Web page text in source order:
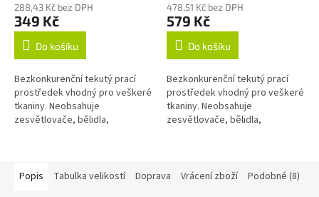
288,43 Kč bez DPH
349 Kč
Do košíku
Bezkonkurenční tekutý prací
prostředek vhodný pro veškeré
tkaniny. Neobsahuje
zesvětlovače, bělidla,
478,51 Kč bez DPH
579 Kč
Do košíku
Bezkonkurenční tekutý prací
prostředek vhodný pro veškeré
tkaniny. Neobsahuje
zesvětlovače, bělidla,
Popis
Tabulka velikostí Doprava Vrácení zboží Podobné (8)